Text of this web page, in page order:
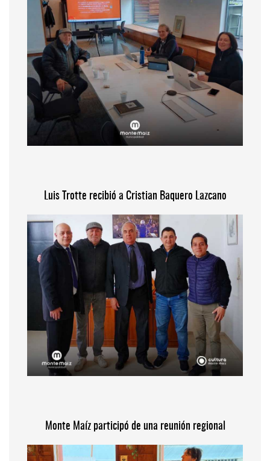
Luis Trotte recibió a Cristian Baquero Lazcano
Monte Maíz participó de una reunión regional